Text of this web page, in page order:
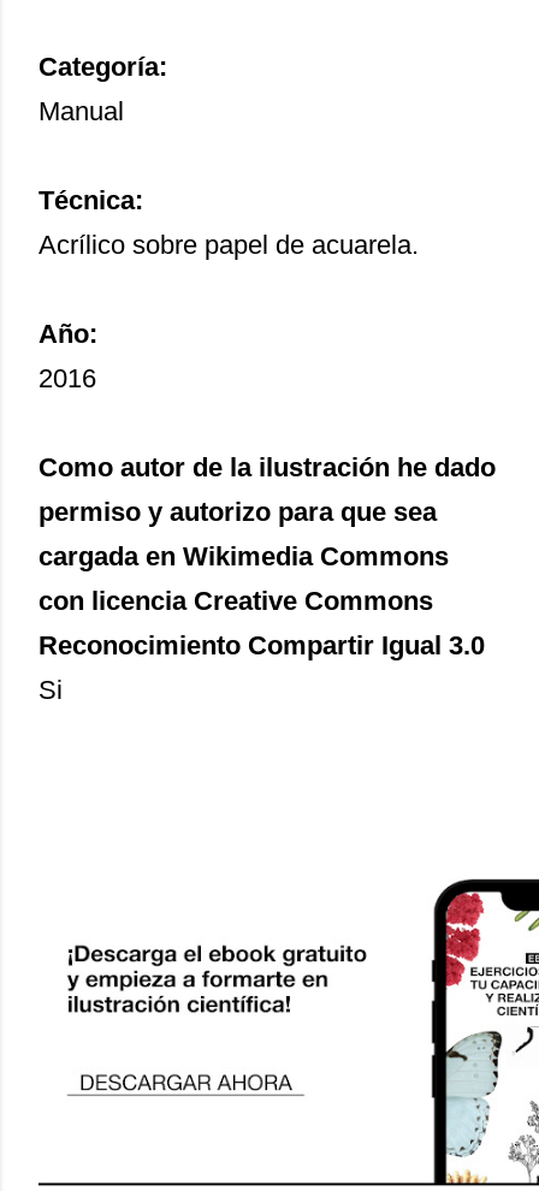
Categoría:
Manual
Técnica:
Acrílico sobre papel de acuarela.
Año:
2016
Como autor de la ilustración he dado
permiso y autorizo para que sea
cargada en Wikimedia Commons
con licencia Creative Commons
Reconocimiento Compartir Igual 3.0
Si